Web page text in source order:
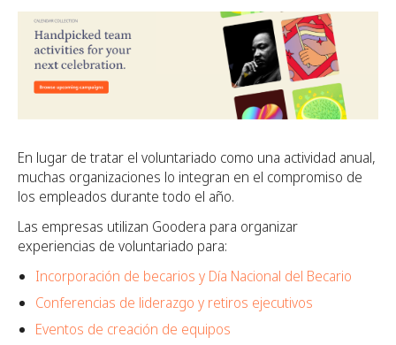
En lugar de tratar el voluntariado como una actividad anual,
muchas organizaciones lo integran en el compromiso de
los empleados durante todo el año.
Las empresas utilizan Goodera para organizar
experiencias de voluntariado para:
Incorporación de becarios y Día Nacional del Becario
Conferencias de liderazgo y retiros ejecutivos
Eventos de creación de equipos